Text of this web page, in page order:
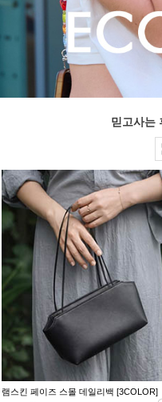
믿고사는
램스킨 페이즈 스몰 데일리백 [3COLOR]